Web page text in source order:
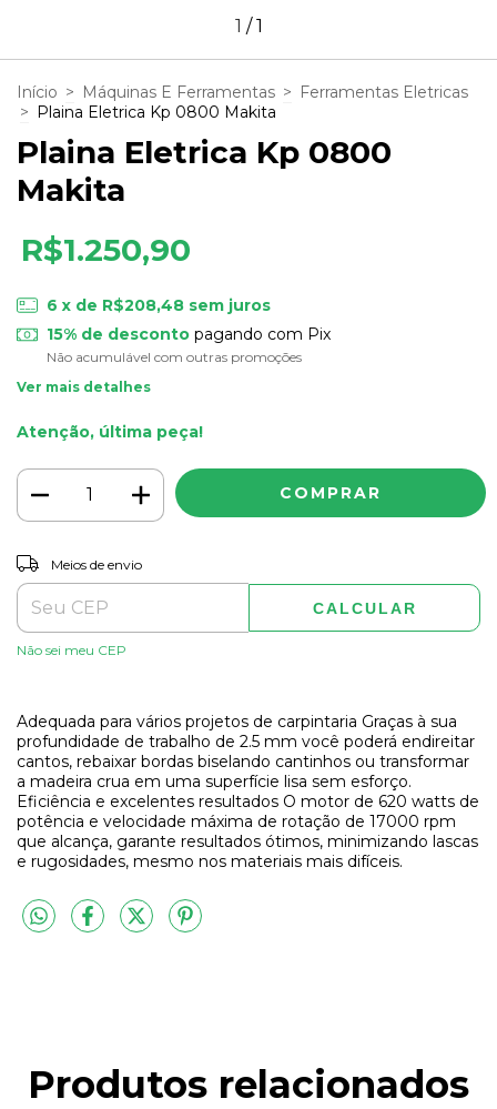
1 /1
Início > Máquinas E Ferramentas > Ferramentas Eletricas
> Plaina Eletrica Kp 0800 Makita
Plaina Eletrica Kp 0800
Makita
R$1.250,90
6 x de R$208,48 sem juros
15% de descontopagando com Pix
Não acumulável com outras promoções
Ver mais detalhes
Atenção, última peça!
Entregas para o CEP:
Meios de envio
CALCULAR
Não sei meu CEP
Adequada para vários projetos de carpintaria Graças à sua
profundidade de trabalho de 2.5 mm você poderá endireitar
cantos, rebaixar bordas biselando cantinhos ou transformar
a madeira crua em uma superfície lisa sem esforço.
Eficiência e excelentes resultados O motor de 620 watts de
potência e velocidade máxima de rotação de 17000 rpm
que alcança, garante resultados ótimos, minimizando lascas
e rugosidades, mesmo nos materiais mais difíceis.
Produtos relacionados